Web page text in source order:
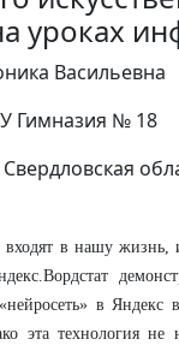
уроках
Васильевна
Гимназия № 18
входят в нашу
в Яндекс
эта технология не